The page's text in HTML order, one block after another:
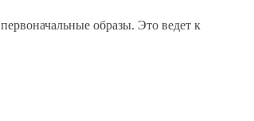
образы. Это ведет к